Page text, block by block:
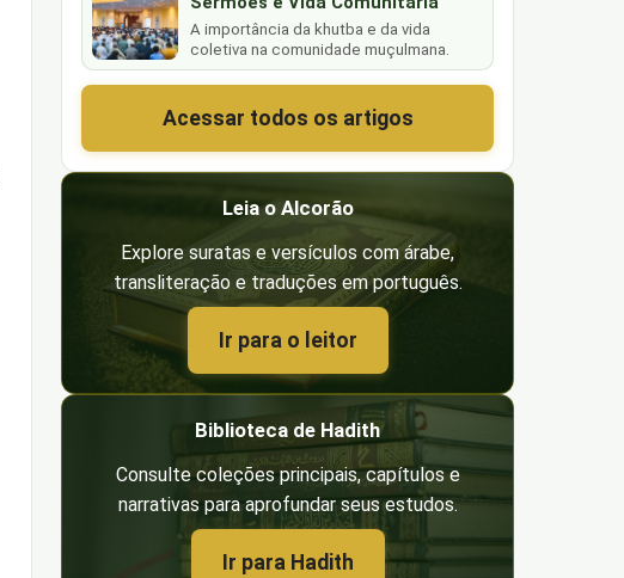
A importância da khutba e da vida
coletiva na comunidade muçulmana.
Acessar todos os artigos
Leia o Alcorão
Explore suratas e versículos com árabe,
transliteração e traduções em português.
Ir para o leitor
Biblioteca de Hadith
Consulte coleções principais, capítulos e
narrativas para aprofundar seus estudos.
Ir para Hadith